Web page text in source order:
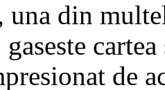
una din
de